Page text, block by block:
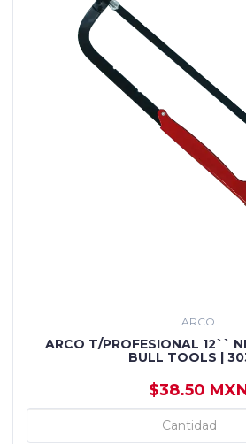
ARCO
ARCO T/PROFESIONAL 12``
BULL TOOLS |
$38.50
+ AGREGAR